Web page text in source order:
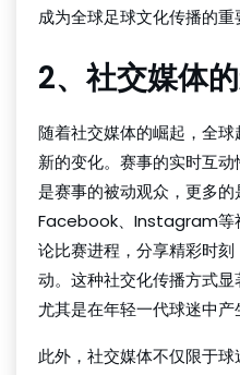
成为全球足球文化传播的重
2、社交媒体
随着社交媒体的崛起，全
新的变化。赛事的实时互
是赛事的被动观众，更多
Facebook、Instagram等
论比赛进程，分享精彩时
动。这种社交化传播方式显
尤其是在年轻一代球迷中产
此外，社交媒体不仅限于